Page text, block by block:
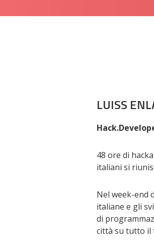
LUISS
48 ore di
italiani si
Nel week-end
italiane e gli
di
città su tutto il